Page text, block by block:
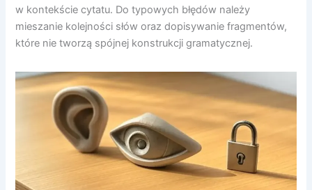
w kontekście cytatu. Do typowych błędów należy
mieszanie kolejności słów oraz dopisywanie fragmentów,
które nie tworzą spójnej konstrukcji gramatycznej.